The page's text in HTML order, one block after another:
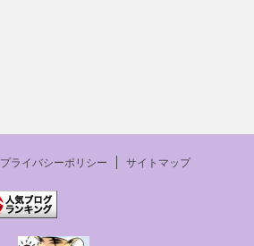
プライバシーポリシー サイトマップ